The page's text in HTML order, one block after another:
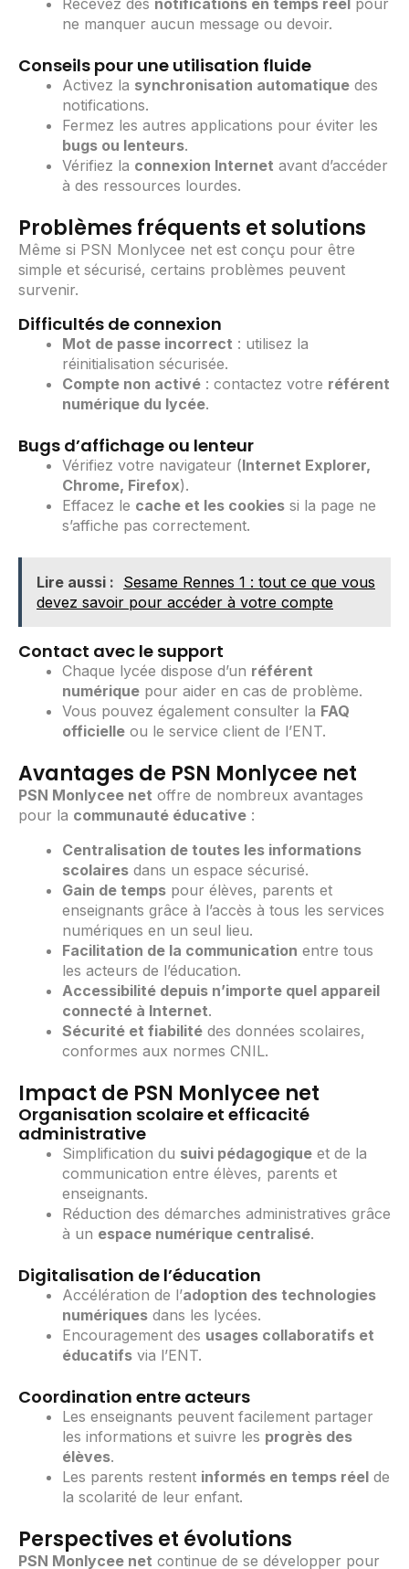
Recevez des notifications en temps réel pour
ne manquer aucun message ou devoir.
Conseils pour une utilisation fluide
Activez la synchronisation automatique des
notifications.
Fermez les autres applications pour éviter les
bugs ou lenteurs.
Vérifiez la connexion Internet avant d’accéder
à des ressources lourdes.
Problèmes fréquents et solutions
Même si PSN Monlycee net est conçu pour être
simple et sécurisé, certains problèmes peuvent
survenir.
Difficultés de connexion
Mot de passe incorrect : utilisez la
réinitialisation sécurisée.
Compte non activé : contactez votre référent
numérique du lycée.
Bugs d’affichage ou lenteur
Vérifiez votre navigateur (Internet Explorer,
Chrome, Firefox).
Effacez le cache et les cookies si la page ne
s’affiche pas correctement.
Lire aussi : Sesame Rennes 1 : tout ce que vous
devez savoir pour accéder à votre compte
Contact avec le support
Chaque lycée dispose d’un référent
numérique pour aider en cas de problème.
Vous pouvez également consulter la FAQ
officielle ou le service client de l’ENT.
Avantages de PSN Monlycee net
PSN Monlycee net offre de nombreux avantages
pour la communauté éducative :
Centralisation de toutes les informations
scolaires dans un espace sécurisé.
Gain de temps pour élèves, parents et
enseignants grâce à l’accès à tous les services
numériques en un seul lieu.
Facilitation de la communication entre tous
les acteurs de l’éducation.
Accessibilité depuis n’importe quel appareil
connecté à Internet.
Sécurité et fiabilité des données scolaires,
conformes aux normes CNIL.
Impact de PSN Monlycee net
Organisation scolaire et efficacité
administrative
Simplification du suivi pédagogique et de la
communication entre élèves, parents et
enseignants.
Réduction des démarches administratives grâce
à un espace numérique centralisé.
Digitalisation de l’éducation
Accélération de l’adoption des technologies
numériques dans les lycées.
Encouragement des usages collaboratifs et
éducatifs via l’ENT.
Coordination entre acteurs
Les enseignants peuvent facilement partager
les informations et suivre les progrès des
élèves.
Les parents restent informés en temps réel de
la scolarité de leur enfant.
Perspectives et évolutions
PSN Monlycee net continue de se développer pour